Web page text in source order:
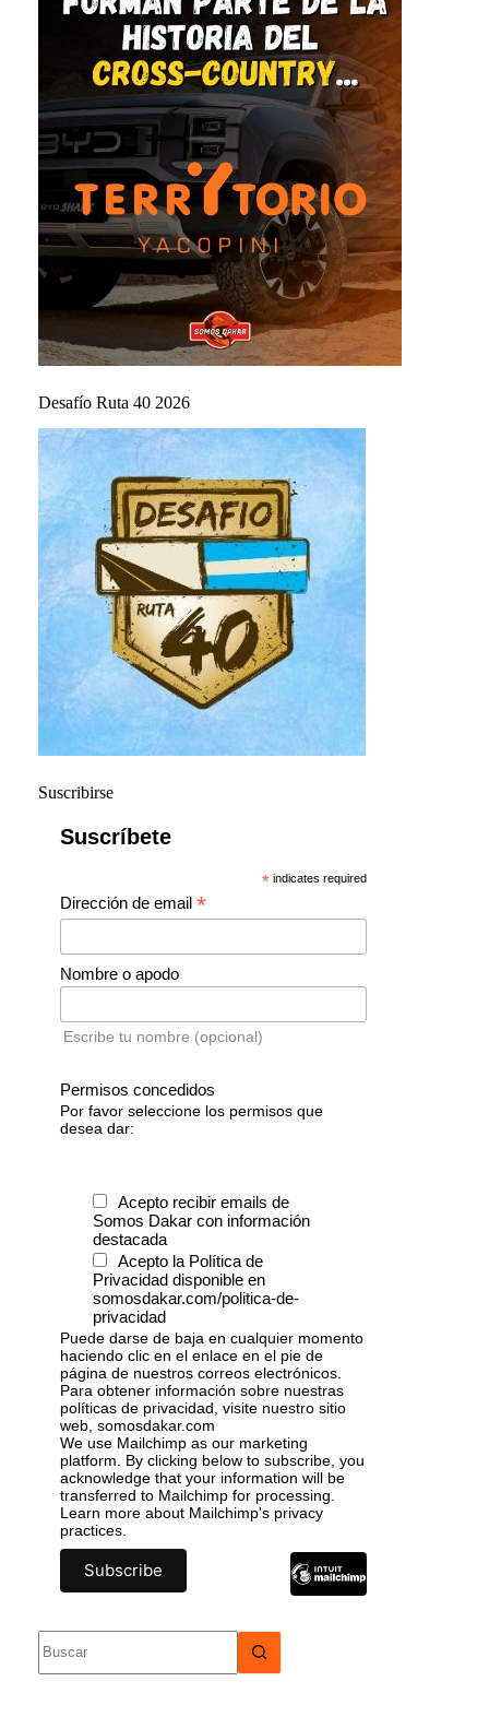
Desafío Ruta 40 2026
Suscribirse
Suscríbete
* indicates required
Dirección de email *
Nombre o apodo
Escribe tu nombre (opcional)
Permisos concedidos
Por favor seleccione los permisos que
desea dar:
Acepto recibir emails de
Somos Dakar con información
destacada
Acepto la Política de
Privacidad disponible en
somosdakar.com/politica-de-
privacidad
Puede darse de baja en cualquier momento
haciendo clic en el enlace en el pie de
página de nuestros correos electrónicos.
Para obtener información sobre nuestras
políticas de privacidad, visite nuestro sitio
web, somosdakar.com
We use Mailchimp as our marketing
platform. By clicking below to subscribe, you
acknowledge that your information will be
transferred to Mailchimp for processing.
Learn more about Mailchimp's privacy
practices.